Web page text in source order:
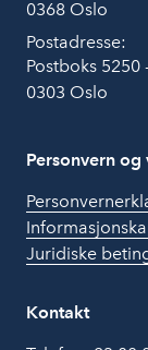
0368 Oslo
Postadresse:
Postboks 5250
0303 Oslo
Personvern og
Juridiske
Kontakt